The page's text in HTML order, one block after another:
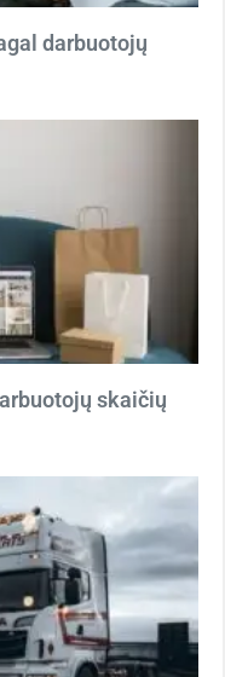
darbuotojų
skaičių